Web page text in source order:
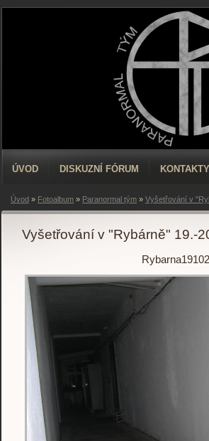
ÚVOD DISKUZNÍ FÓRUM KONTAKTY
Úvod » Fotoalbum » Paranormal tým » Vyšetřování v
Vyšetřování v "Rybárně" 19.-